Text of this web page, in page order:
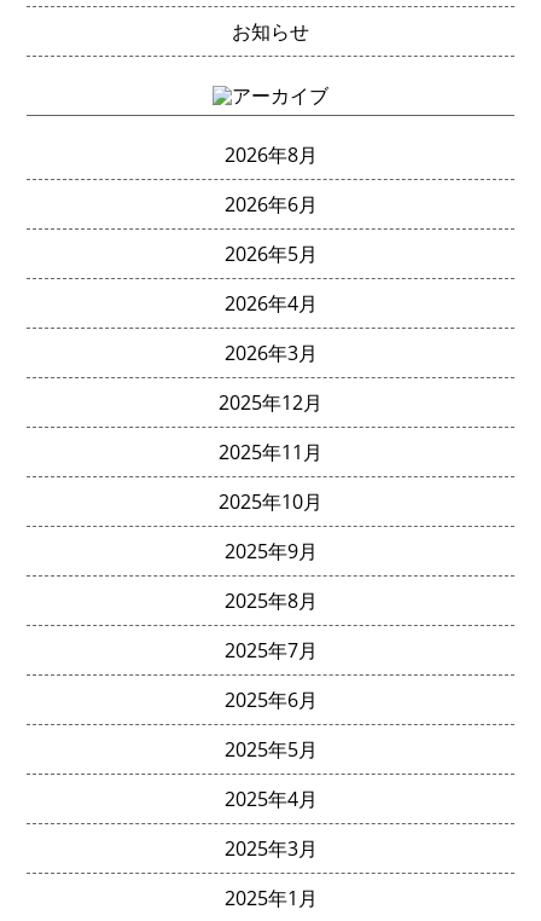
お知らせ
2026年8月
2026年6月
2026年5月
2026年4月
2026年3月
2025年12月
2025年11月
2025年10月
2025年9月
2025年8月
2025年7月
2025年6月
2025年5月
2025年4月
2025年3月
2025年1月